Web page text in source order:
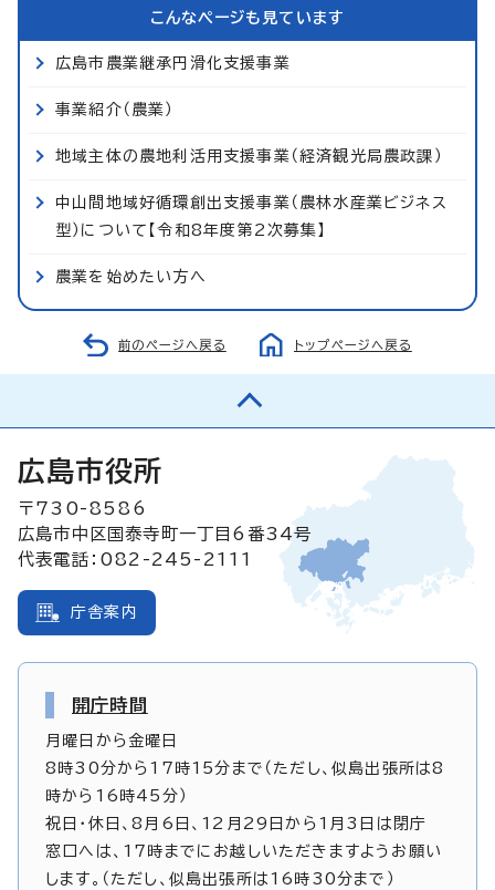
こんなページも見ています
広島市農業継承円滑化支援事業
事業紹介（農業）
地域主体の農地利活用支援事業（経済観光局農政課）
中山間地域好循環創出支援事業（農林水産業ビジネス
型）について【令和8年度第2次募集】
農業を始めたい方へ
前のページへ戻る トップページへ戻る
広島市役所
〒730-8586
広島市中区国泰寺町一丁目6番34号
代表電話：082-245-2111
庁舎案内
開庁時間
月曜日から金曜日
8時30分から17時15分まで（ただし、似島出張所は8
時から16時45分）
祝日・休日、8月6日、12月29日から1月3日は閉庁
窓口へは、17時までにお越しいただきますようお願い
します。（ただし、似島出張所は16時30分まで）